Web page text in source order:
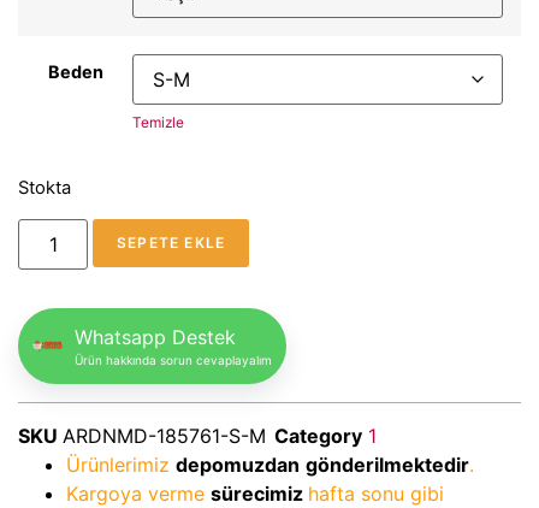
Beden
Temizle
Stokta
SEPETE EKLE
Whatsapp Destek
Ürün hakkında sorun cevaplayalım
SKU ARDNMD-185761-S-M Category 1
Ürünlerimiz depomuzdan gönderilmektedir.
Kargoya verme sürecimiz hafta sonu gibi